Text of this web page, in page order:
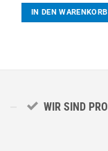
IN DEN WARENKORB
WIR SIND